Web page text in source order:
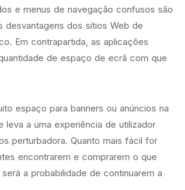
e menus de navegação confusos são
desvantagens dos sítios Web de
Em contrapartida, as aplicações
de espaço de ecrã com que
espaço para banners ou anúncios na
leva a uma experiência de utilizador
perturbadora. Quanto mais fácil for
encontrarem e comprarem o que
a probabilidade de continuarem a